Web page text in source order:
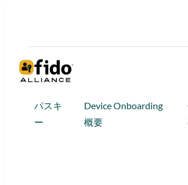
パスキ
ー
Device Onboarding
概要